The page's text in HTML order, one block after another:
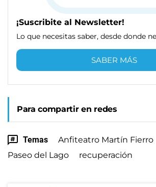
¡Suscribite al Newsletter!
Lo que necesitas saber, desde donde
SABER MÁS
Para compartir en redes
Temas Anfiteatro Martín Fierro
Paseo del Lago
recuperación